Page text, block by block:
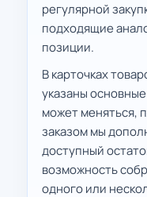
регулярной
подходящие
позиции.
В карточках
указаны
может меняться,
заказом мы
доступный
возможность
одного или